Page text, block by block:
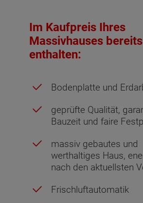
Im Kaufpreis Ihres
Massivhauses bereits
enthalten:
Bodenplatte und
geprüfte Qualität,
Bauzeit und faire
massiv gebautes und
werthaltiges Haus,
nach den aktuellsten
Frischluftautomatik